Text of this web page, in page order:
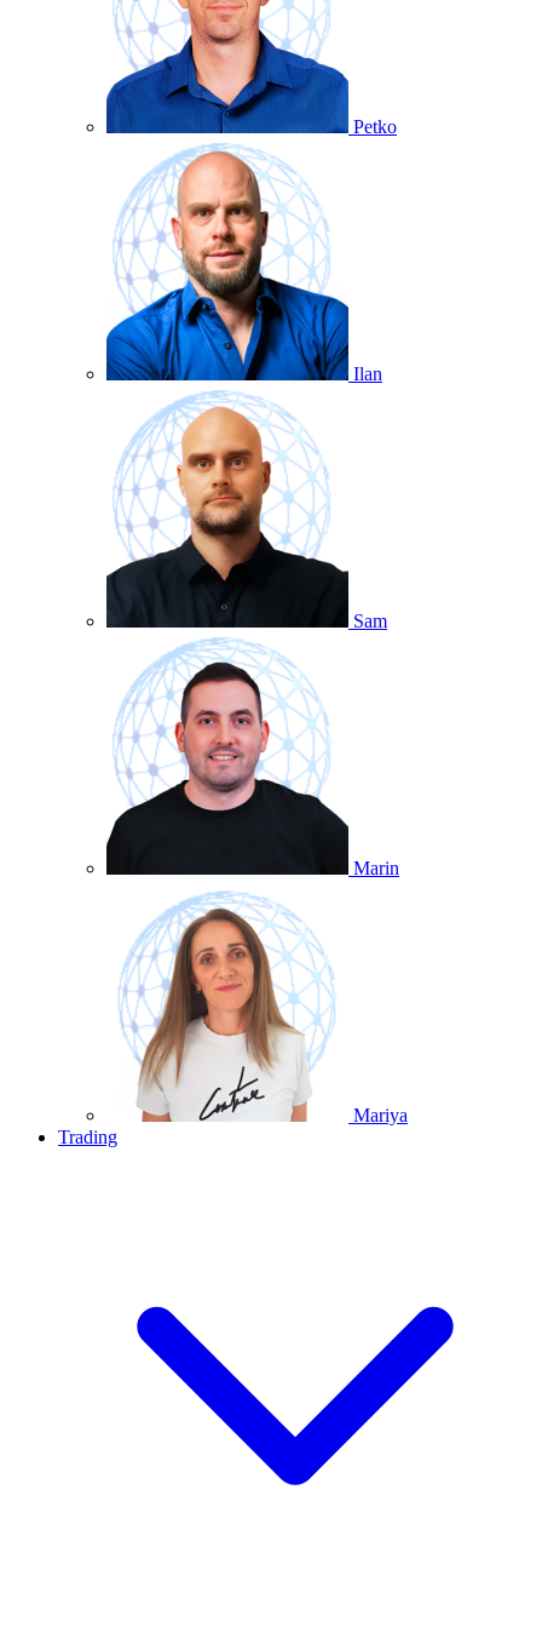
Petko
Ilan
Sam
Marin
Mariya
Trading